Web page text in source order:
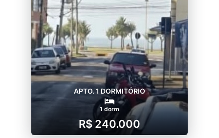
APTO. 1 DORMITÓRIO
1 dorm
R$ 240.000